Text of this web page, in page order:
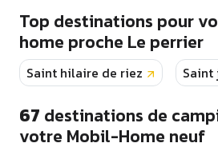
Top destinations pour
home proche Le perrier
Saint hilaire de riez Saint
67 destinations de
votre Mobil-Home neuf